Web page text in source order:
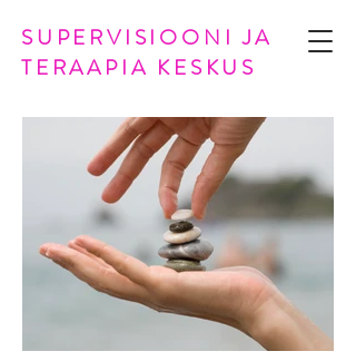
SUPERVISIOONI JA
TERAAPIA KESKUS